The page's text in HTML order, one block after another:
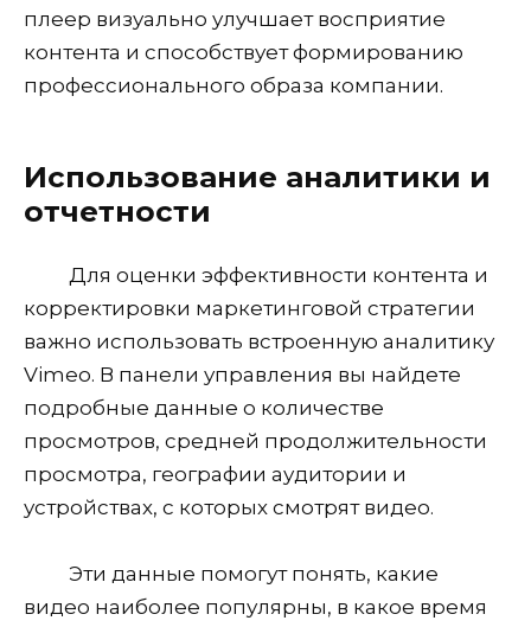
плеер визуально улучшает восприятие
контента и способствует формированию
профессионального образа компании.
Использование аналитики и
отчетности
Для оценки эффективности контента и
корректировки маркетинговой стратегии
важно использовать встроенную аналитику
Vimeo. В панели управления вы найдете
подробные данные о количестве
просмотров, средней продолжительности
просмотра, географии аудитории и
устройствах, с которых смотрят видео.
Эти данные помогут понять, какие
видео наиболее популярны, в какое время